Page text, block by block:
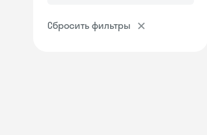
Сбросить фильтры